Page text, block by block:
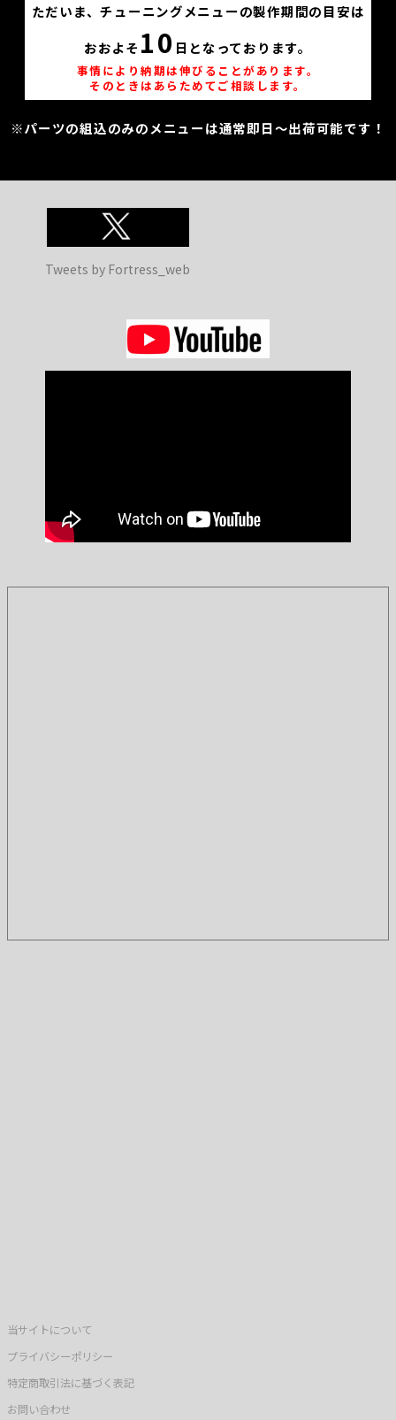
ただいま、チューニングメニューの製作期間の目安は
おおよそ 10 日となっております。
事情により納期は伸びることがあります。
そのときはあらためてご相談します。
※パーツの組込のみのメニューは通常即日～出荷可能です！
Tweets by Fortress_web
当サイトについて
プライバシーポリシー
特定商取引法に基づく表記
お問い合わせ